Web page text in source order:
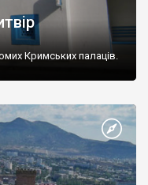
Кримських палаців.